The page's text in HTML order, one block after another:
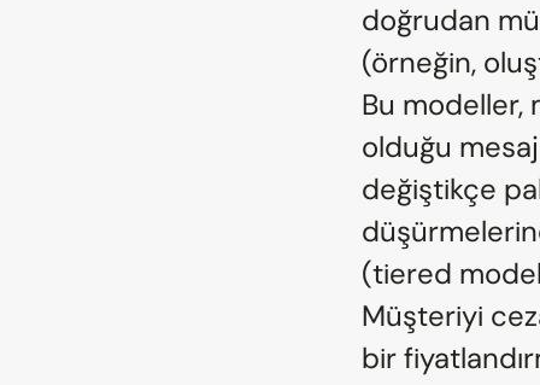
doğrudan
(örneğin,
Bu modeller,
olduğu
değiştikçe
(tiered
Müşteriyi
bir